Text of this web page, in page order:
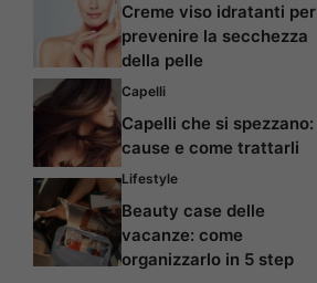
Creme viso idratanti per
prevenire la secchezza
della pelle
Capelli
Capelli che si spezzano:
cause e come trattarli
Lifestyle
Beauty case delle
vacanze: come
organizzarlo in 5 step